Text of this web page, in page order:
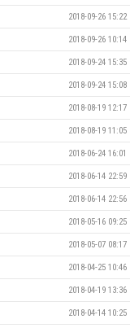
2018-09-26 15:22
2018-09-26 10:14
2018-09-24 15:35
2018-09-24 15:08
2018-08-19 12:17
2018-08-19 11:05
2018-06-24 16:01
2018-06-14 22:59
2018-06-14 22:56
2018-05-16 09:25
2018-05-07 08:17
2018-04-25 10:46
2018-04-19 13:36
2018-04-14 10:25